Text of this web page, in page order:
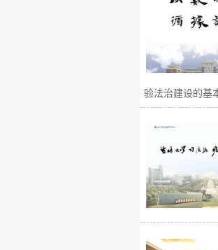
验法治建设的基